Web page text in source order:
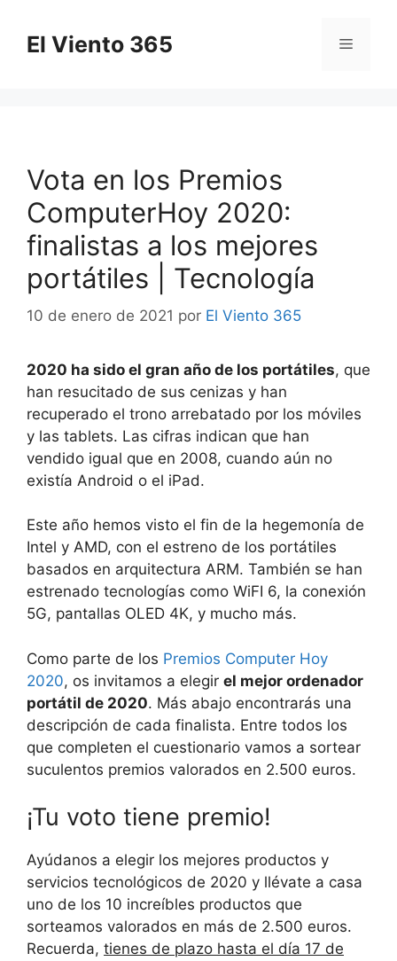
contenido
El Viento 365 Menú
Vota en los Premios
ComputerHoy 2020:
finalistas a los mejores
portátiles | Tecnología
10 de enero de 2021 por El Viento 365
2020 ha sido el gran año de los portátiles, que
han resucitado de sus cenizas y han
recuperado el trono arrebatado por los móviles
y las tablets. Las cifras indican que han
vendido igual que en 2008, cuando aún no
existía Android o el iPad.
Este año hemos visto el fin de la hegemonía de
Intel y AMD, con el estreno de los portátiles
basados en arquitectura ARM. También se han
estrenado tecnologías como WiFI 6, la conexión
5G, pantallas OLED 4K, y mucho más.
Como parte de los Premios Computer Hoy
2020, os invitamos a elegir el mejor ordenador
portátil de 2020. Más abajo encontrarás una
descripción de cada finalista. Entre todos los
que completen el cuestionario vamos a sortear
suculentos premios valorados en 2.500 euros.
¡Tu voto tiene premio!
Ayúdanos a elegir los mejores productos y
servicios tecnológicos de 2020 y llévate a casa
uno de los 10 increíbles productos que
sorteamos valorados en más de 2.500 euros.
Recuerda, tienes de plazo hasta el día 17 de